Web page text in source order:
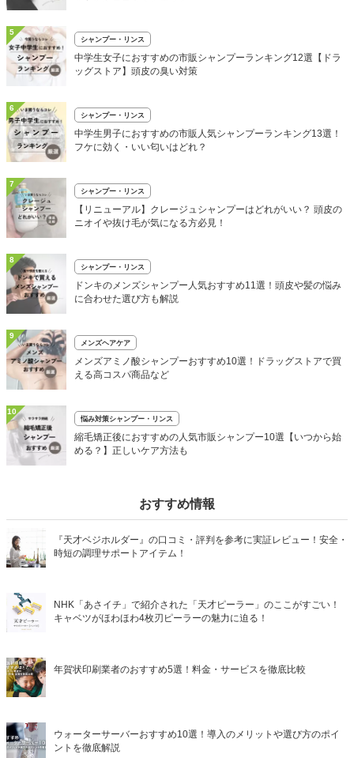
5
シャンプー・リンス
中学生女子におすすめの市販シャンプーランキング12選【ドラ
ッグストア】頭皮の臭い対策
6
シャンプー・リンス
中学生男子におすすめの市販人気シャンプーランキング13選！
フケに効く・いい匂いはどれ？
7
シャンプー・リンス
【リニューアル】クレージュシャンプーはどれがいい？ 頭皮の
ニオイや抜け毛が気になる方必見！
8
シャンプー・リンス
ドンキのメンズシャンプー人気おすすめ11選！頭皮や髪の悩み
に合わせた選び方も解説
9
メンズヘアケア
メンズアミノ酸シャンプーおすすめ10選！ドラッグストアで買
える高コスパ商品など
10
悩み対策シャンプー・リンス
縮毛矯正後におすすめの人気市販シャンプー10選【いつから始
める？】正しいケア方法も
おすすめ情報
『天才ベジホルダー』の口コミ・評判を参考に実証レビュー！安全・
時短の調理サポートアイテム！
NHK「あさイチ」で紹介された「天才ピーラー」のここがすごい！
キャベツがほわほわ4枚刃ピーラーの魅力に迫る！
年賀状印刷業者のおすすめ5選！料金・サービスを徹底比較
ウォーターサーバーおすすめ10選！導入のメリットや選び方のポイ
ントを徹底解説